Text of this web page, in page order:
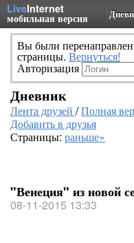
LiveInternet
мобильная версия
Вы были
страницы. Вернуться!
Авторизация
Дневник
Лента друзей /Полная
Добавить в друзья
Страницы: раньше»
"Венеция" из новой
08-11-2015 13:33